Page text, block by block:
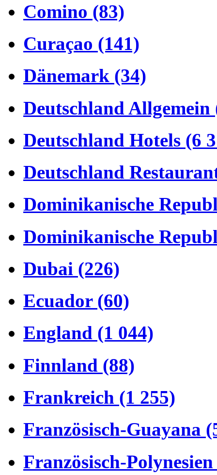
Comino (83)
Curaçao (141)
Dänemark (34)
Deutschland Allgemein
Deutschland Hotels (6
Deutschland
Dominikanische
Dominikanische
Dubai (226)
Ecuador (60)
England (1 044)
Finnland (88)
Frankreich (1 255)
Französisch-Guayana
Französisch-